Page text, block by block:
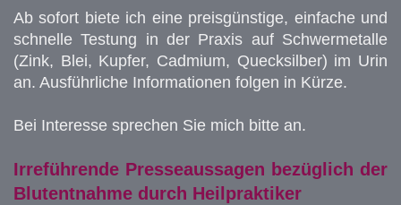
Ab sofort biete ich eine preisgünstige, einfache und
schnelle Testung in der Praxis auf Schwermetalle
(Zink, Blei, Kupfer, Cadmium, Quecksilber) im Urin
an. Ausführliche Informationen folgen in Kürze.
Bei Interesse sprechen Sie mich bitte an.
Irreführende Presseaussagen bezüglich der
Blutentnahme durch Heilpraktiker